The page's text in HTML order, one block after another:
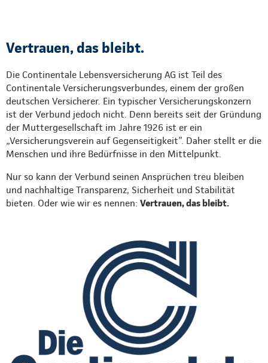
Vertrauen, das bleibt.
Die Continentale Lebensversicherung AG ist Teil des
Continentale Versicherungsverbundes, einem der großen
deutschen Versicherer. Ein typischer Versicherungskonzern
ist der Verbund jedoch nicht. Denn bereits seit der Gründung
der Muttergesellschaft im Jahre 1926 ist er ein
„Versicherungsverein auf Gegenseitigkeit”. Daher stellt er die
Menschen und ihre Bedürfnisse in den Mittelpunkt.
Nur so kann der Verbund seinen Ansprüchen treu bleiben
und nachhaltige Transparenz, Sicherheit und Stabilität
bieten. Oder wie wir es nennen: Vertrauen, das bleibt.